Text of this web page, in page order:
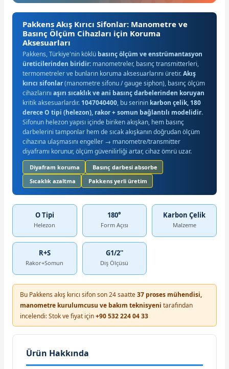
Pakkens Akış Kırıcı Sifonlar: Manometre ve
Basınç Ölçüm Cihazları için Koruma
Aksesuarları
Pakkens, Türkiye'nin köklü basınç ölçüm ve enstrümantasyon
üreticilerinden biridir: manometreler, basınç transmitterleri,
termometreler ve bunların koruma aksesuarlarını üretir.Akış
kırıcı sifonlar(manometre sifonu / gauge siphon), basınç ölçüm
cihazlarını aşırı sıcaklık ve ani basınç darbelerinden koruyan
kritik aksesuarlardır. 1047040400, bu serinin karbon çelik, 180
derece O tipi (helezon), rakor + somun bağlantılı modelidir.
Sifonun helezon yapısı içinde biriken akışkan, hem basınç
darbelerini tamponlar hem de sıcak akışkanın doğrudan ölçüm
cihazına ulaşmasını engeller → manometre/transmitter
diyaframı korunur, ölçüm güvenilirliği artar, cihaz ömrü uzar.
Diyafram koruma
Basınç darbesi absorbe
Sıcaklık azaltma
Pakkens yerli üretim
O Tipi
Helezon
180°
Form Açısı
Karbon Çelik
Malzeme
R+S
Rakor+Somun
G1/2''
Diş Ölçüsü
Bu Pakkens akış kırıcı sifon son 24 saatte37 proses mühendisi,
manometre kurulumcusu ve bakım teknisyeni tarafından
incelendi: Stok ve fiyat için+90 532 224 04 33
Ürün Hakkında